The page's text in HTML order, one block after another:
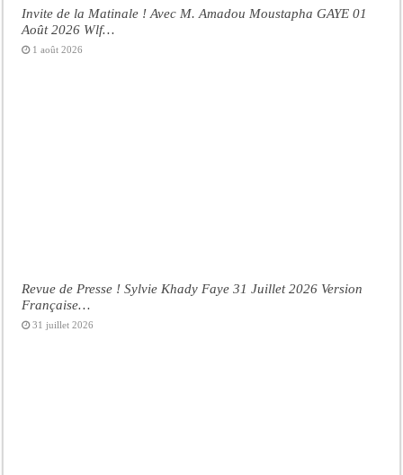
Invite de la Matinale ! Avec M. Amadou Moustapha GAYE 01
Août 2026 Wlf…
1 août 2026
Revue de Presse ! Sylvie Khady Faye 31 Juillet 2026 Version
Française…
31 juillet 2026